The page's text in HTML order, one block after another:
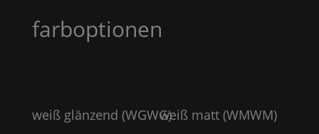
farboptionen
weiß glänzend (WGWG)
weiß matt (WMWM)